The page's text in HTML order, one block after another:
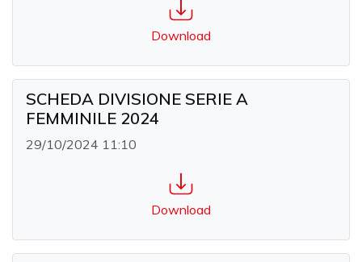
Download
SCHEDA DIVISIONE SERIE A
FEMMINILE 2024
29/10/2024 11:10
Download